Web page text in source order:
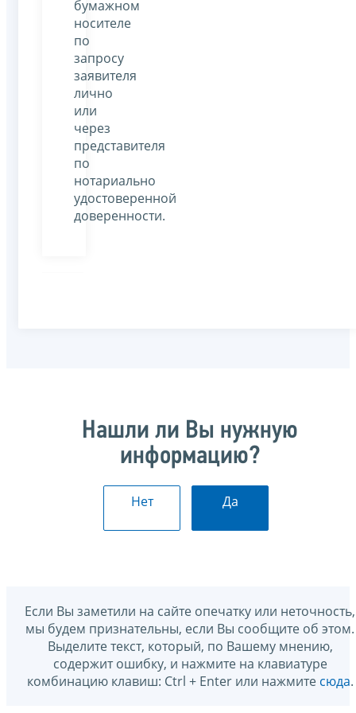
бумажном
носителе
по
запросу
заявителя
лично
или
через
представителя
по
нотариально
удостоверенной
доверенности.
Нашли ли Вы нужную
информацию?
Нет Да
Если Вы заметили на сайте опечатку или неточность,
мы будем признательны, если Вы сообщите об этом.
Выделите текст, который, по Вашему мнению,
содержит ошибку, и нажмите на клавиатуре
комбинацию клавиш: Ctrl + Enter или нажмите сюда.